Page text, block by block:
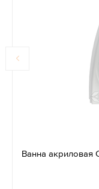
Ванна акриловая